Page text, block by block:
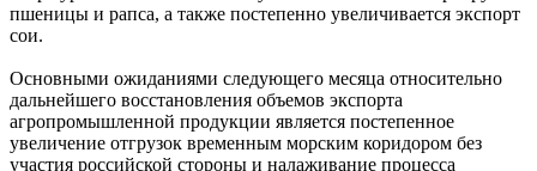
пшеницы и рапса, а также постепенно увеличивается экспорт
сои.
Основными ожиданиями следующего месяца относительно
дальнейшего восстановления объемов экспорта
агропромышленной продукции является постепенное
увеличение отгрузок временным морским коридором без
участия российской стороны и налаживание процесса